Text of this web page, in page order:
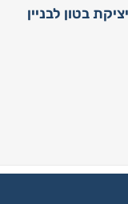
בטון לבניין